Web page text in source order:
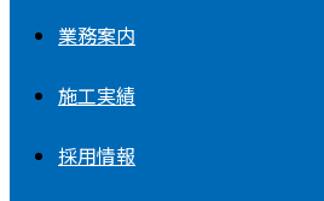
業務案内
施工実績
採用情報